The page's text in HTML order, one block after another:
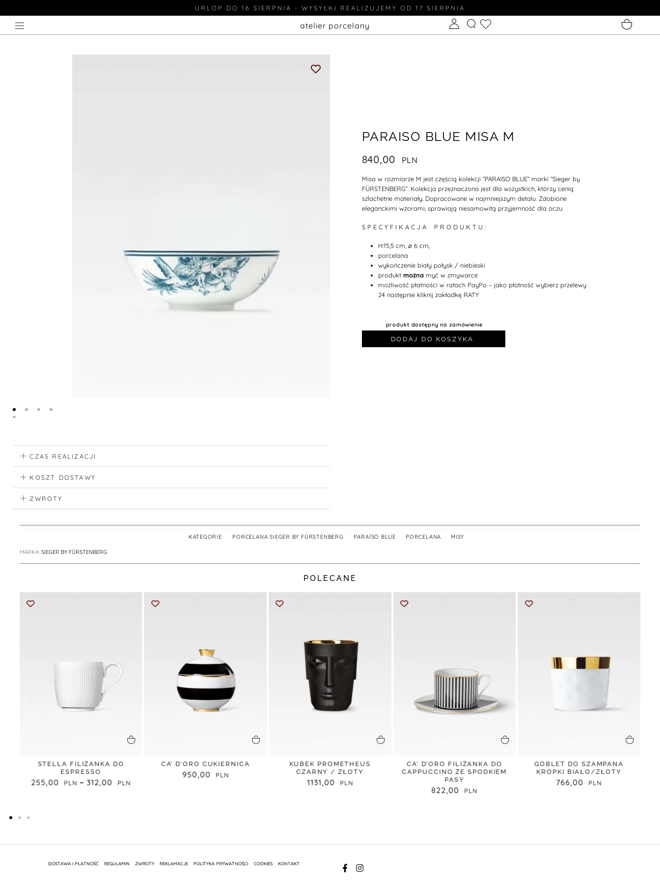
URLOP DO 16 SIERPNIA - WYSYŁKI REALIZUJEMY OD 17 SIERPNIA
atelier porcelany
PARAISO BLUE MISA M
840,00
Misa w rozmiarze M jest częścią kolekcji “PARAISO BLUE”marki “Sieger by
FÜRSTENBERG”. Kolekcja przeznaczona jest dla wszystkich, którzy cenią
szlachetne materiały. Dopracowane w najmniejszym detalu. Zdobione
eleganckimi wzorami, sprawiają niesamowitą przyjemność dla oczu.
S P E C Y F I K A C J A P R O D U K T U :
H:15,5 cm, ø 6 cm,
porcelana
wykończenie biały połysk / niebieski
produkt można myć w zmywarce
możliwość płatności w ratach PayPo – jako płatność wybierz przelewy
24 następnie kliknij zakładkę RATY
produkt dostępny na zamówienie
DODAJ DO KOSZYKA
CZAS REALIZACJI
KOSZT DOSTAWY
ZWROTY
KATEGORIE: PORCELANA SIEGER BY FÜRSTENBERG PARAÍSO BLUE PORCELANA MISY
MARKA: SIEGER BY FÜRSTENBERG
POLECANE
STELLA FILIŻANKA DO
ESPRESSO
255,00 – 312,00
CA’ D’ORO CUKIERNICA
950,00
KUBEK PROMETHEUS
CZARNY / ZŁOTY
1131,00
CA’ D’ORO FILIŻANKA DO
CAPPUCCINO ZE SPODKIEM
PASY
822,00
GOBLET DO SZAMPANA
KROPKI BIAŁO/ZŁOTY
766,00
DOSTAWA I PŁATNOŚĆ REGULAMIN ZWROTY REKLAMACJE POLITYKA PRYWATNOŚCI COOKIES KONTAKT